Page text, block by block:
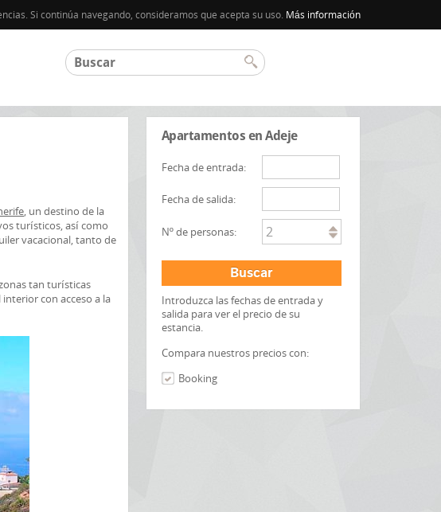
Si continúa navegando, consideramos que acepta su uso. Más información
, un destino de la
turísticos, así como
vacacional, tanto de
tan turísticas
con acceso a la
Apartamentos en Adeje
Fecha de entrada:
Fecha de salida:
Nº de personas: 2
Buscar
Introduzca las fechas de entrada y
salida para ver el precio de su
estancia.
Compara nuestros precios con:
Booking